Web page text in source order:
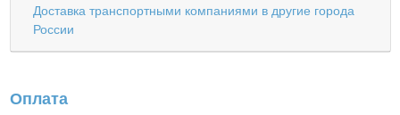
Доставка транспортными компаниями в другие города
России
Оплата